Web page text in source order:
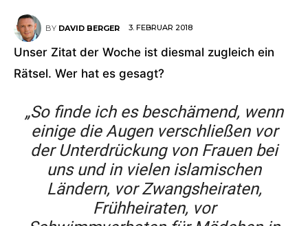
BY DAVID BERGER 3. FEBRUAR 2018
Unser Zitat der Woche ist diesmal zugleich ein
Rätsel. Wer hat es gesagt?
„So finde ich es beschämend, wenn
einige die Augen verschließen vor
der Unterdrückung von Frauen bei
uns und in vielen islamischen
Ländern, vor Zwangsheiraten,
Frühheiraten, vor